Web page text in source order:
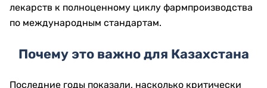
лекарств к полноценному циклу фармпроизводства
по международным стандартам.
Почему это важно для Казахстана
Последние годы показали, насколько критически